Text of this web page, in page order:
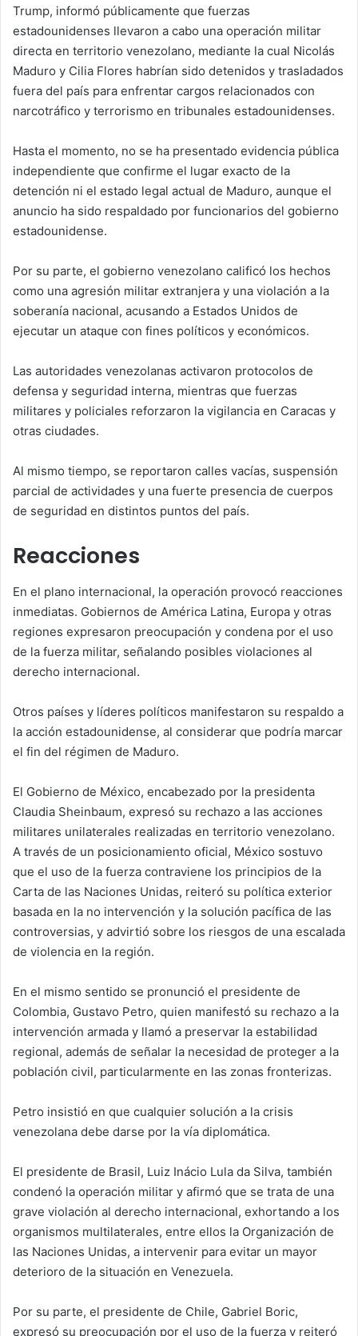
Trump, informó públicamente que fuerzas
estadounidenses llevaron a cabo una operación militar
directa en territorio venezolano, mediante la cual Nicolás
Maduro y Cilia Flores habrían sido detenidos y trasladados
fuera del país para enfrentar cargos relacionados con
narcotráfico y terrorismo en tribunales estadounidenses.
Hasta el momento, no se ha presentado evidencia pública
independiente que confirme el lugar exacto de la
detención ni el estado legal actual de Maduro, aunque el
anuncio ha sido respaldado por funcionarios del gobierno
estadounidense.
Por su parte, el gobierno venezolano calificó los hechos
como una agresión militar extranjera y una violación a la
soberanía nacional, acusando a Estados Unidos de
ejecutar un ataque con fines políticos y económicos.
Las autoridades venezolanas activaron protocolos de
defensa y seguridad interna, mientras que fuerzas
militares y policiales reforzaron la vigilancia en Caracas y
otras ciudades.
Al mismo tiempo, se reportaron calles vacías, suspensión
parcial de actividades y una fuerte presencia de cuerpos
de seguridad en distintos puntos del país.
Reacciones
En el plano internacional, la operación provocó reacciones
inmediatas. Gobiernos de América Latina, Europa y otras
regiones expresaron preocupación y condena por el uso
de la fuerza militar, señalando posibles violaciones al
derecho internacional.
Otros países y líderes políticos manifestaron su respaldo a
la acción estadounidense, al considerar que podría marcar
el fin del régimen de Maduro.
El Gobierno de México, encabezado por la presidenta
Claudia Sheinbaum, expresó su rechazo a las acciones
militares unilaterales realizadas en territorio venezolano.
A través de un posicionamiento oficial, México sostuvo
que el uso de la fuerza contraviene los principios de la
Carta de las Naciones Unidas, reiteró su política exterior
basada en la no intervención y la solución pacífica de las
controversias, y advirtió sobre los riesgos de una escalada
de violencia en la región.
En el mismo sentido se pronunció el presidente de
Colombia, Gustavo Petro, quien manifestó su rechazo a la
intervención armada y llamó a preservar la estabilidad
regional, además de señalar la necesidad de proteger a la
población civil, particularmente en las zonas fronterizas.
Petro insistió en que cualquier solución a la crisis
venezolana debe darse por la vía diplomática.
El presidente de Brasil, Luiz Inácio Lula da Silva, también
condenó la operación militar y afirmó que se trata de una
grave violación al derecho internacional, exhortando a los
organismos multilaterales, entre ellos la Organización de
las Naciones Unidas, a intervenir para evitar un mayor
deterioro de la situación en Venezuela.
Por su parte, el presidente de Chile, Gabriel Boric,
expresó su preocupación por el uso de la fuerza y reiteró